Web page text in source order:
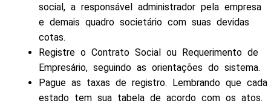
social, a responsável administrador pela empresa
e demais quadro societário com suas devidas
cotas.
Registre o Contrato Social ou Requerimento de
Empresário, seguindo as orientações do sistema.
Pague as taxas de registro. Lembrando que cada
estado tem sua tabela de acordo com os atos.